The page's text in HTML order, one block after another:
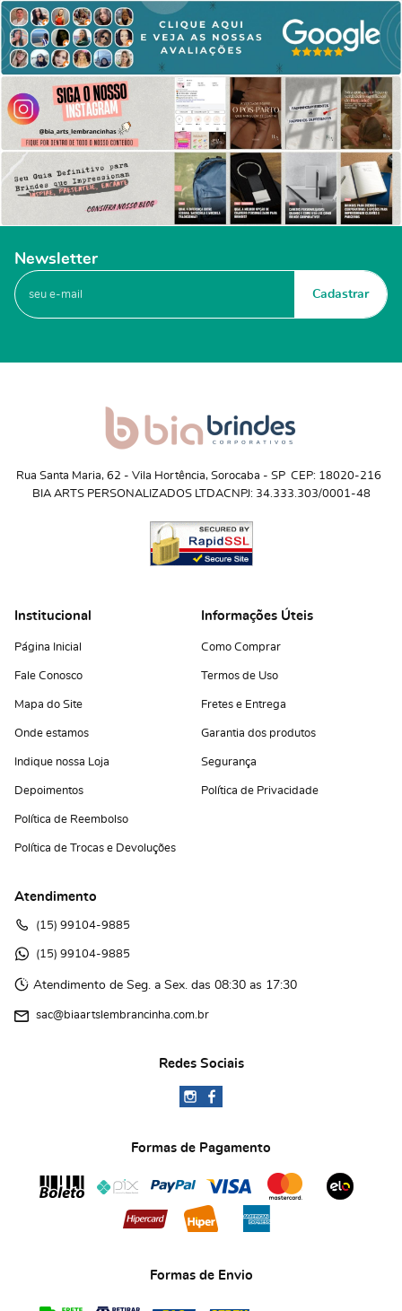
Newsletter
Cadastrar
Rua Santa Maria, 62 - Vila Hortência, Sorocaba - SP CEP: 18020-216
BIA ARTS PERSONALIZADOS LTDACNPJ: 34.333.303/0001-48
Institucional
Página Inicial
Fale Conosco
Mapa do Site
Onde estamos
Indique nossa Loja
Depoimentos
Política de Reembolso
Política de Trocas e Devoluções
Informações Úteis
Como Comprar
Termos de Uso
Fretes e Entrega
Garantia dos produtos
Segurança
Política de Privacidade
Atendimento
(15) 99104-9885
(15) 99104-9885
Atendimento de Seg. a Sex. das 08:30 as 17:30
sac@biaartslembrancinha.com.br
Redes Sociais
Formas de Pagamento
Formas de Envio